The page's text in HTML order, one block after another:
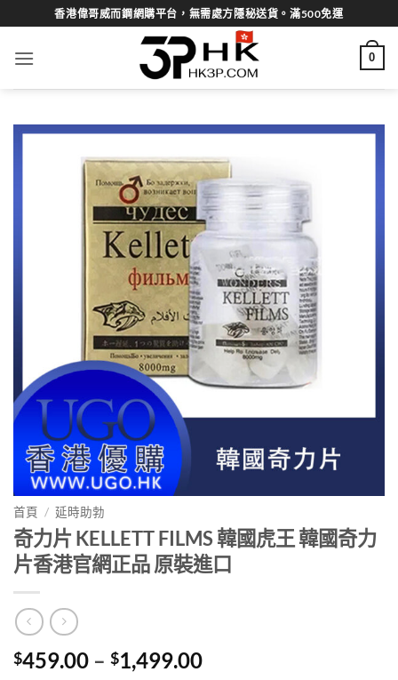
to
content
香港偉哥威而鋼網購平台，無需處方隱秘送貨。滿500免運
0
首頁 / 延時助勃
奇力片 KELLETT FILMS 韓國虎王 韓國奇力
片香港官網正品 原裝進口
$459.00 – $1,499.00Price